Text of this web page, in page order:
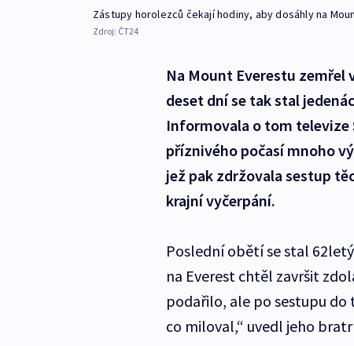
Zástupy horolezců čekají hodiny, aby dosáhly na
Zdroj: ČT24
Na Mount Everestu zemřel
deset dní se tak stal
Informovala o tom televize
příznivého počasí mnoho
jež pak zdržovala sestup
krajní vyčerpání.
Poslední obětí se stal
na Everest chtěl završit
podařilo, ale po sestupu
co miloval,“ uvedl jeho